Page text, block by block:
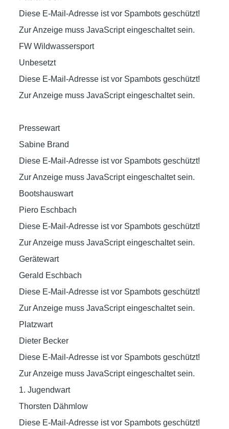
Diese E-Mail-Adresse ist vor Spambots geschützt!
Zur Anzeige muss JavaScript eingeschaltet sein.
FW Wildwassersport
Unbesetzt
Diese E-Mail-Adresse ist vor Spambots geschützt!
Zur Anzeige muss JavaScript eingeschaltet sein.
Pressewart
Sabine Brand
Diese E-Mail-Adresse ist vor Spambots geschützt!
Zur Anzeige muss JavaScript eingeschaltet sein.
Bootshauswart
Piero Eschbach
Diese E-Mail-Adresse ist vor Spambots geschützt!
Zur Anzeige muss JavaScript eingeschaltet sein.
Gerätewart
Gerald Eschbach
Diese E-Mail-Adresse ist vor Spambots geschützt!
Zur Anzeige muss JavaScript eingeschaltet sein.
Platzwart
Dieter Becker
Diese E-Mail-Adresse ist vor Spambots geschützt!
Zur Anzeige muss JavaScript eingeschaltet sein.
1. Jugendwart
Thorsten Dähmlow
Diese E-Mail-Adresse ist vor Spambots geschützt!